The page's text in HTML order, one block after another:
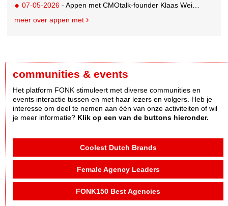
07-05-2026 - Appen met CMOtalk-founder Klaas Weima: met volle zeilen naar de VS
meer over appen met
communities & events
Het platform FONK stimuleert met diverse communities en
events interactie tussen en met haar lezers en volgers. Heb je
interesse om deel te nemen aan één van onze activiteiten of wil
je meer informatie? Klik op een van de buttons hieronder.
Coolest Dutch Brands
Female Agency Leaders
FONK150 Best Agencies